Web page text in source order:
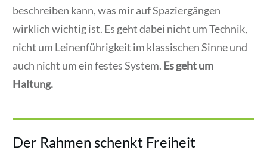
beschreiben kann, was mir auf Spaziergängen
wirklich wichtig ist. Es geht dabei nicht um Technik,
nicht um Leinenführigkeit im klassischen Sinne und
auch nicht um ein festes System. Es geht um
Haltung.
Der Rahmen schenkt Freiheit